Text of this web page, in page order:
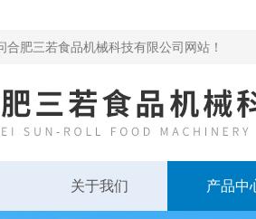
合肥三若食品机械科技有限公司网站！
关于我们 产品中